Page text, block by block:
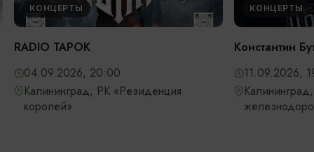
КОНЦЕРТЫ
RADIO TAPOK
04.09.2026, 20:00
Калининград, РК «Резиденция
королей»
КОНЦЕРТЫ
Константин
11.09.2026,